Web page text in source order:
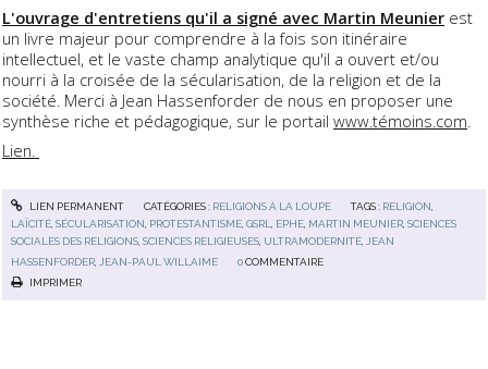
L'ouvrage d'entretiens qu'il a signé avec Martin Meunier est
un livre majeur pour comprendre à la fois son itinéraire
intellectuel, et le vaste champ analytique qu'il a ouvert et/ou
nourri à la croisée de la sécularisation, de la religion et de la
société. Merci à Jean Hassenforder de nous en proposer une
synthèse riche et pédagogique, sur le portail www.témoins.com
Lien.
LIEN PERMANENT CATÉGORIES : RELIGIONS À LA LOUPE TAGS : RELIGION,
LAÏCITÉ,SÉCULARISATION, PROTESTANTISME,GSRL, EPHE, MARTIN MEUNIER,SCIENCES
SOCIALES DES RELIGIONS,SCIENCES RELIGIEUSES, ULTRAMODERNITÉ,JEAN
HASSENFORDER
JEAN-PAUL WILLAIME 0 COMMENTAIRE
IMPRIMER